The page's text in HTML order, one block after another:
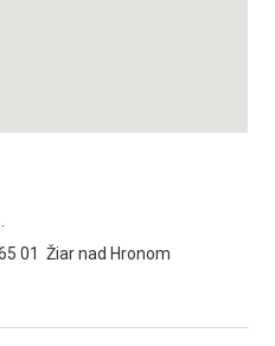
01 Žiar nad Hronom